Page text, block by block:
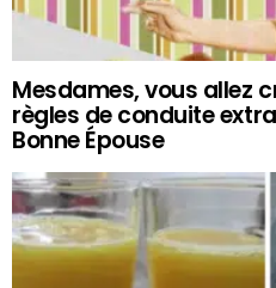
Mesdames, vous allez
règles de conduite
Bonne Épouse